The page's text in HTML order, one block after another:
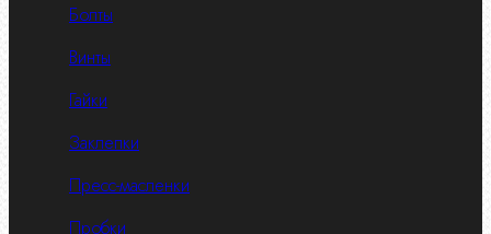
Болты
Винты
Гайки
Заклепки
Пресс-масленки
Пробки